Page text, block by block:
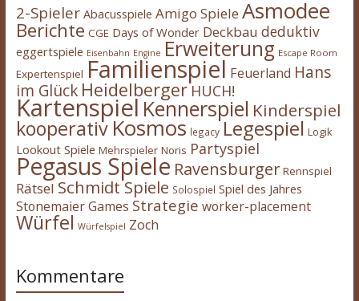
2-Spieler Abacusspiele Amigo Spiele Asmodee
Berichte CGE Days of Wonder Deckbau deduktiv
eggertspiele Eisenbahn Engine Erweiterung Escape Room
Expertenspiel Familienspiel Feuerland Hans
im Glück Heidelberger HUCH!
Kartenspiel Kennerspiel Kinderspiel
kooperativ Kosmos legacy Legespiel Logik
Lookout Spiele Mehrspieler Noris Partyspiel
Pegasus Spiele Ravensburger Rennspiel
Rätsel Schmidt Spiele Solospiel Spiel des Jahres
Stonemaier Games Strategie worker-placement
Würfel Würfelspiel Zoch
Kommentare